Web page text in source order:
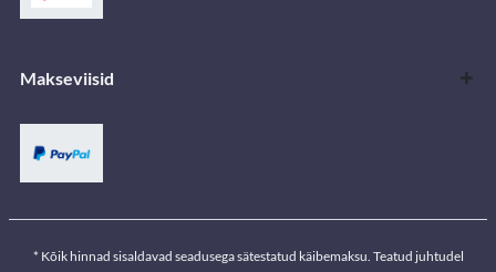
Makseviisid
* Kõik hinnad sisaldavad seadusega sätestatud käibemaksu. Teatud juhtudel